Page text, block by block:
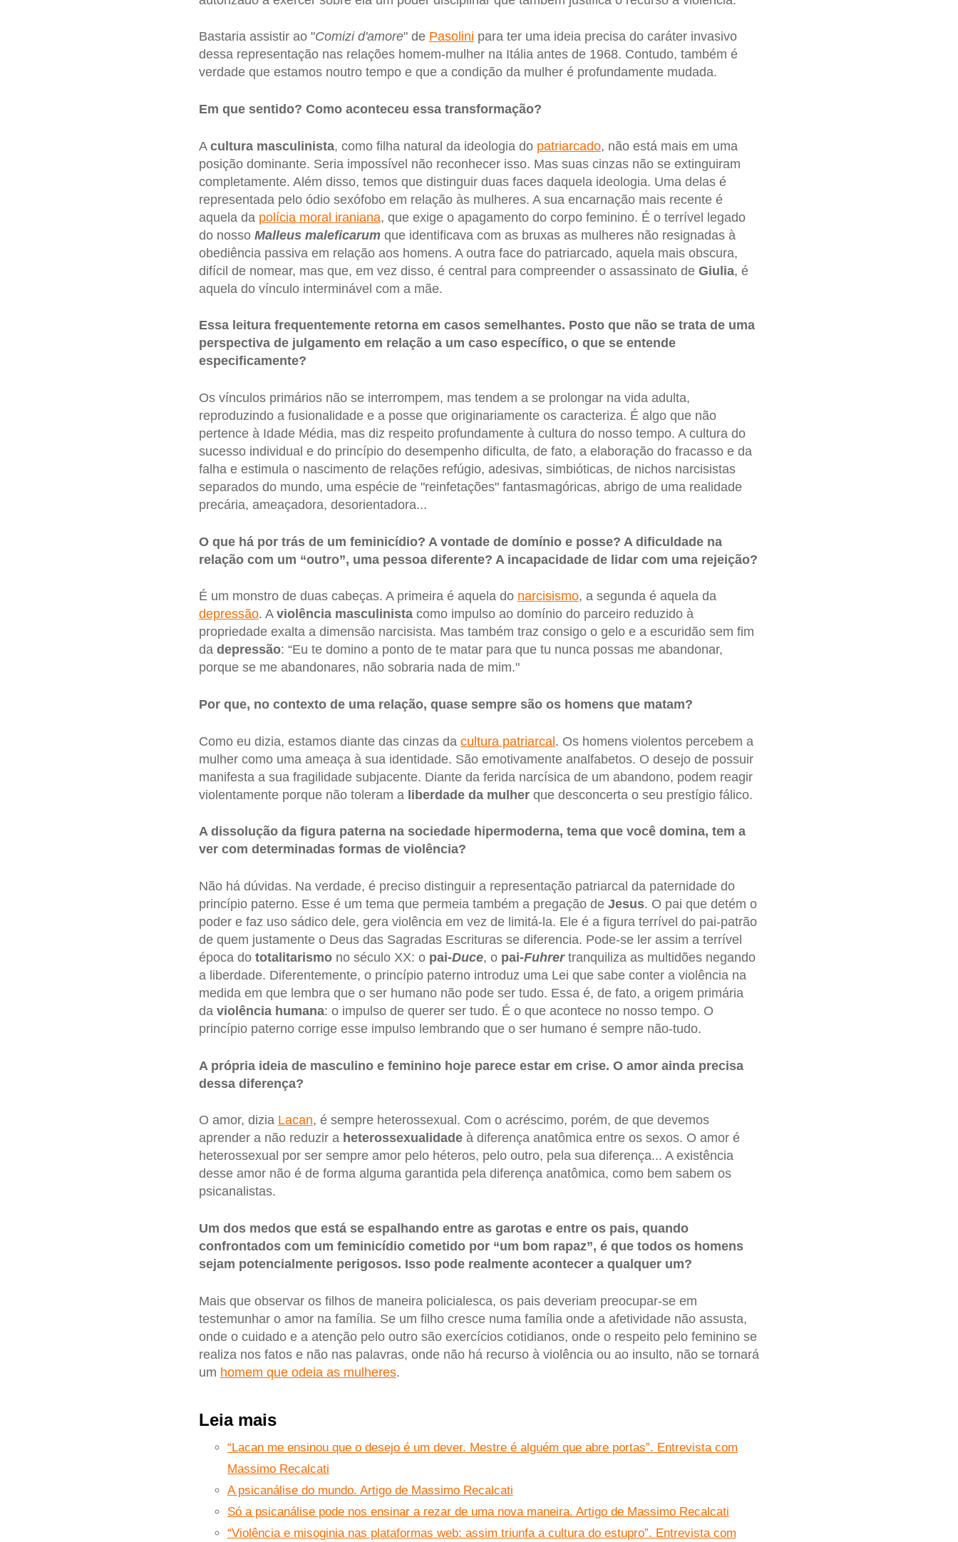
Bastaria assistir ao "Comizi d'amore" de Pasolini para ter uma ideia precisa do caráter invasivo
dessa representação nas relações homem-mulher na Itália antes de 1968. Contudo, também é
verdade que estamos noutro tempo e que a condição da mulher é profundamente mudada.
Em que sentido? Como aconteceu essa transformação?
A cultura masculinista, como filha natural da ideologia do patriarcado, não está mais em uma
posição dominante. Seria impossível não reconhecer isso. Mas suas cinzas não se extinguiram
completamente. Além disso, temos que distinguir duas faces daquela ideologia. Uma delas é
representada pelo ódio sexófobo em relação às mulheres. A sua encarnação mais recente é
aquela da polícia moral iraniana, que exige o apagamento do corpo feminino. É o terrível legado
do nosso Malleus maleficarumque identificava com as bruxas as mulheres não resignadas à
obediência passiva em relação aos homens. A outra face do patriarcado, aquela mais obscura,
difícil de nomear, mas que, em vez disso, é central para compreender o assassinato de Giulia, é
aquela do vínculo interminável com a mãe.
Essa leitura frequentemente retorna em casos semelhantes. Posto que não se trata de uma
perspectiva de julgamento em relação a um caso específico, o que se entende
especificamente?
Os vínculos primários não se interrompem, mas tendem a se prolongar na vida adulta,
reproduzindo a fusionalidade e a posse que originariamente os caracteriza. É algo que não
pertence à Idade Média, mas diz respeito profundamente à cultura do nosso tempo. A cultura do
sucesso individual e do princípio do desempenho dificulta, de fato, a elaboração do fracasso e da
falha e estimula o nascimento de relações refúgio, adesivas, simbióticas, de nichos narcisistas
separados do mundo, uma espécie de "reinfetações" fantasmagóricas, abrigo de uma realidade
precária, ameaçadora, desorientadora...
O que há por trás de um feminicídio? A vontade de domínio e posse? A dificuldade na
relação com um “outro”, uma pessoa diferente? A incapacidade de lidar com uma rejeição?
É um monstro de duas cabeças. A primeira é aquela do narcisismo, a segunda é aquela da
depressão. A violência masculinistacomo impulso ao domínio do parceiro reduzido à
propriedade exalta a dimensão narcisista. Mas também traz consigo o gelo e a escuridão sem fim
da depressão: “Eu te domino a ponto de te matar para que tu nunca possas me abandonar,
porque se me abandonares, não sobraria nada de mim."
Por que, no contexto de uma relação, quase sempre são os homens que matam?
Como eu dizia, estamos diante das cinzas da cultura patriarcal. Os homens violentos percebem a
mulher como uma ameaça à sua identidade. São emotivamente analfabetos. O desejo de possuir
manifesta a sua fragilidade subjacente. Diante da ferida narcísica de um abandono, podem reagir
violentamente porque não toleram a liberdade da mulherque desconcerta o seu prestígio fálico.
A dissolução da figura paterna na sociedade hipermoderna, tema que você domina, tem a
ver com determinadas formas de violência?
Não há dúvidas. Na verdade, é preciso distinguir a representação patriarcal da paternidade do
princípio paterno. Esse é um tema que permeia também a pregação de Jesus. O pai que detém o
poder e faz uso sádico dele, gera violência em vez de limitá-la. Ele é a figura terrível do pai-patrão
de quem justamente o Deus das Sagradas Escrituras se diferencia. Pode-se ler assim a terrível
época do totalitarismono século XX: o pai-Duce, o pai-Fuhrertranquiliza as multidões negando
a liberdade. Diferentemente, o princípio paterno introduz uma Lei que sabe conter a violência na
medida em que lembra que o ser humano não pode ser tudo. Essa é, de fato, a origem primária
da violência humana: o impulso de querer ser tudo. É o que acontece no nosso tempo. O
princípio paterno corrige esse impulso lembrando que o ser humano é sempre não-tudo.
A própria ideia de masculino e feminino hoje parece estar em crise. O amor ainda precisa
dessa diferença?
O amor, dizia Lacan, é sempre heterossexual. Com o acréscimo, porém, de que devemos
aprender a não reduzir a heterossexualidadeà diferença anatômica entre os sexos. O amor é
heterossexual por ser sempre amor pelo héteros, pelo outro, pela sua diferença... A existência
desse amor não é de forma alguma garantida pela diferença anatômica, como bem sabem os
psicanalistas.
Um dos medos que está se espalhando entre as garotas e entre os pais, quando
confrontados com um feminicídio cometido por “um bom rapaz”, é que todos os homens
sejam potencialmente perigosos. Isso pode realmente acontecer a qualquer um?
Mais que observar os filhos de maneira policialesca, os pais deveriam preocupar-se em
testemunhar o amor na família. Se um filho cresce numa família onde a afetividade não assusta,
onde o cuidado e a atenção pelo outro são exercícios cotidianos, onde o respeito pelo feminino se
realiza nos fatos e não nas palavras, onde não há recurso à violência ou ao insulto, não se tornará
um homem que odeia as mulheres.
Leia mais
“Lacan me ensinou que o desejo é um dever. Mestre é alguém que abre portas”. Entrevista com
Massimo Recalcati
A psicanálise do mundo. Artigo de Massimo Recalcati
Só a psicanálise pode nos ensinar a rezar de uma nova maneira. Artigo de Massimo Recalcati
“Violência e misoginia nas plataformas web: assim triunfa a cultura do estupro”. Entrevista com